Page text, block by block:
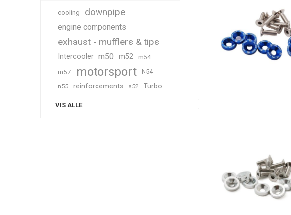
cooling downpipe
engine components
exhaust - mufflers & tips
Intercooler m50 m52
m54
m57
motorsport
N54
n55
reinforcements s52 Turbo
VIS ALLE